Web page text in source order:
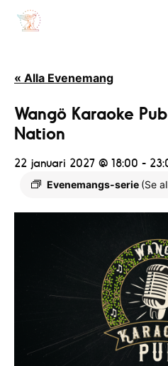
« Alla Evenemang
Wangö Karaoke
Nation
22 januari 2027 @ 18:00 -
Evenemangs-serie (Se